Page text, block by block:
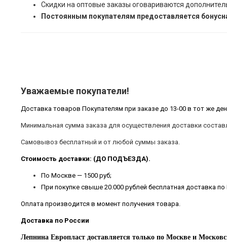
Скидки на оптовые заказы оговариваются
Постоянным покупателям предоставляется
Уважаемые покупатели!
Доставка товаров Покупателям при заказе до 13-00 в тот же
Минимальная сумма заказа для осуществления доставки
Самовывоз бесплатный и от любой суммы заказа.
Стоимость доставки: (ДО ПОДЪЕЗДА).
По Москве — 1500 руб;
При покупке свыше 20.000 рублей бесплатная доставка
Оплата производится в момент получения товара.
Доставка по России
Лепнина Европласт доставляется только по Москве и